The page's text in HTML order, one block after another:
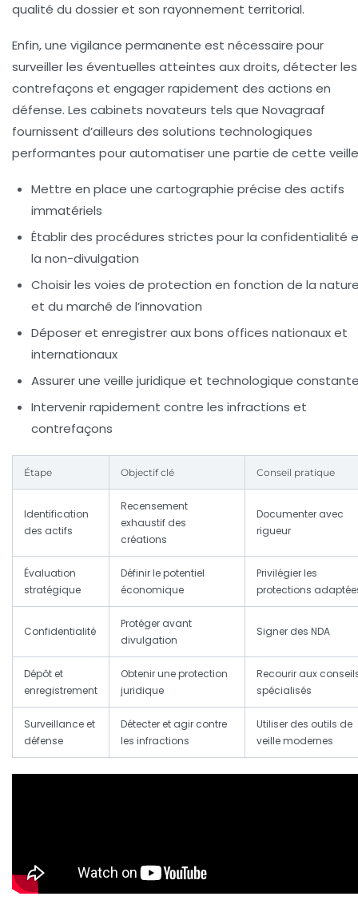
qualité du dossier et son rayonnement territorial.
Enfin, une vigilance permanente est nécessaire pour
surveiller les éventuelles atteintes aux droits, détecter les
contrefaçons et engager rapidement des actions en
défense. Les cabinets novateurs tels que Novagraaf
fournissent d’ailleurs des solutions technologiques
performantes pour automatiser une partie de cette
Mettre en place une cartographie précise des actifs
immatériels
Établir des procédures strictes pour la confidentialité
la non-divulgation
Choisir les voies de protection en fonction de la
et du marché de l’innovation
Déposer et enregistrer aux bons offices nationaux et
internationaux
Assurer une veille juridique et technologique
Intervenir rapidement contre les infractions et
contrefaçons
Étape Objectif clé Conseil pratique
Identification
des actifs
Recensement
exhaustif des
créations
Documenter avec
rigueur
Évaluation
stratégique
Définir le potentiel
économique
Privilégier les
protections
Confidentialité
Protéger avant
divulgation
Signer des NDA
Dépôt et
enregistrement
Obtenir une protection
juridique
Recourir aux
spécialisés
Surveillance et
défense
Détecter et agir contre
les infractions
Utiliser des outils de
veille modernes